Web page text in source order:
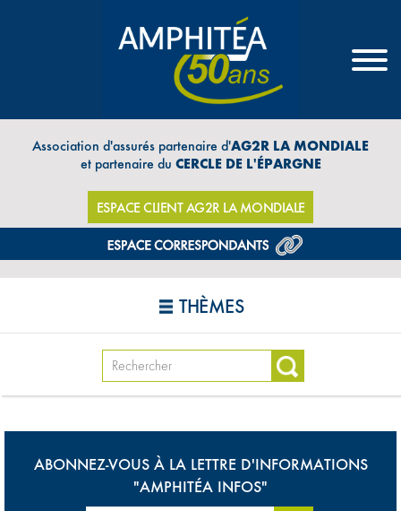
Association d'assurés partenaire d'AG2R LA MONDIALE
et partenaire du CERCLE DE L'ÉPARGNE
ESPACE CLIENT AG2R LA MONDIALE
THÈMES
ABONNEZ-VOUS À LA LETTRE D'INFORMATIONS
"AMPHITÉA INFOS"